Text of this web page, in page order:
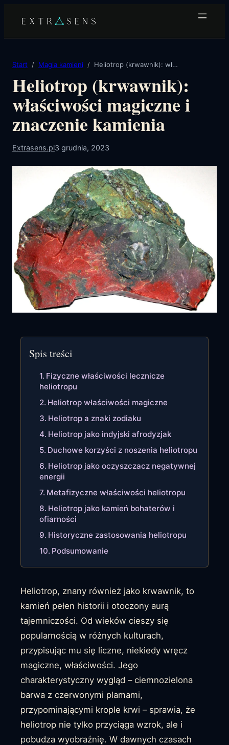
treści
Start Magia kamieni Heliotrop (krwawnik): właściwości magiczne i znaczenie kamienia
Heliotrop (krwawnik):
właściwości magiczne i
znaczenie kamienia
Extrasens.pl3 grudnia, 2023
Spis treści
Fizyczne właściwości lecznicze
heliotropu
Heliotrop właściwości magiczne
Heliotrop a znaki zodiaku
Heliotrop jako indyjski afrodyzjak
Duchowe korzyści z noszenia heliotropu
Heliotrop jako oczyszczacz negatywnej
energii
Metafizyczne właściwości heliotropu
Heliotrop jako kamień bohaterów i
ofiarności
Historyczne zastosowania heliotropu
Podsumowanie
Heliotrop, znany również jako krwawnik, to
kamień pełen historii i otoczony aurą
tajemniczości. Od wieków cieszy się
popularnością w różnych kulturach,
przypisując mu się liczne, niekiedy wręcz
magiczne, właściwości. Jego
charakterystyczny wygląd – ciemnozielona
barwa z czerwonymi plamami,
przypominającymi krople krwi – sprawia, że
heliotrop nie tylko przyciąga wzrok, ale i
pobudza wyobraźnię. W dawnych czasach